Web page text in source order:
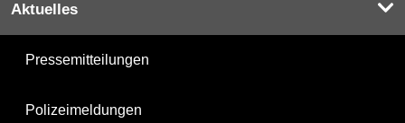
Aktuelles
Pressemitteilungen
Polizeimeldungen